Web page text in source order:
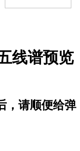
线谱预览
，请顺便给弹